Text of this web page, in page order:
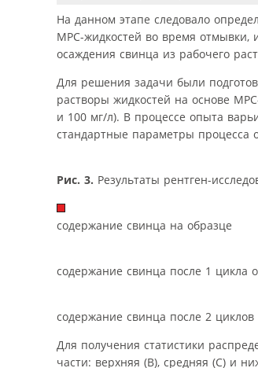
На данном этапе следовало
MPC-жидкостей во время
осаждения свинца из рабочего
Для решения задачи были
растворы жидкостей на основе
и 100 мг/л). В процессе опыта
стандартные параметры процесса
Рис. 3. Результаты рентген-
содержание свинца на образце
содержание свинца после 1 цикла
содержание свинца после 2 циклов
Для получения статистики
части: верхняя (В), средняя (С) и